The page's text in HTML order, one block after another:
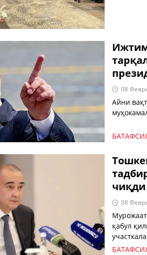
08
Айни
чиқди
08
қабул
ва бозор